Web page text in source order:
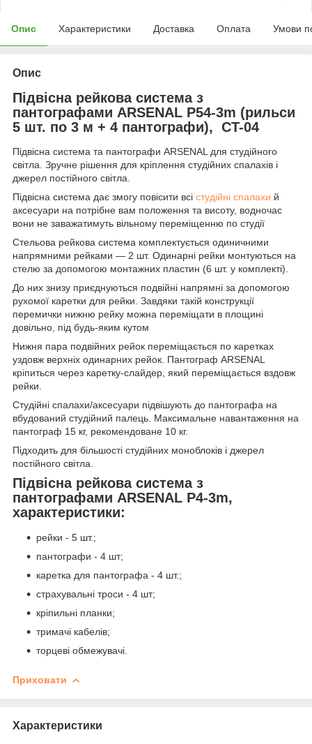
Опис Характеристики Доставка Оплата Умови
Опис
Підвісна рейкова система з
пантографами ARSENAL P54-3m (рильси
5 шт. по 3 м + 4 пантографи), CT-04
Підвісна система та пантографи ARSENAL для студійного
світла. Зручне рішення для кріплення студійних спалахів і
джерел постійного світла.
Підвісна система дає змогу повісити всі студійні спалахи й
аксесуари на потрібне вам положення та висоту, водночас
вони не заважатимуть вільному переміщенню по студії
Стельова рейкова система комплектується одиничними
напрямними рейками — 2 шт. Одинарні рейки монтуються на
стелю за допомогою монтажних пластин (6 шт. у комплекті).
До них знизу приєднуються подвійні напрямні за допомогою
рухомої каретки для рейки. Завдяки такій конструкції
перемички нижню рейку можна переміщати в площині
довільно, під будь-яким кутом
Нижня пара подвійних рейок переміщається по каретках
уздовж верхніх одинарних рейок. Пантограф ARSENAL
кріпиться через каретку-слайдер, який переміщається вздовж
рейки.
Студійні спалахи/аксесуари підвішують до пантографа на
вбудований студійний палець. Максимальне навантаження на
пантограф 15 кг, рекомендоване 10 кг.
Підходить для більшості студійних моноблоків і джерел
постійного світла.
Підвісна рейкова система з
пантографами ARSENAL P4-3m,
характеристики:
рейки - 5 шт.;
пантографи - 4 шт;
каретка для пантографа - 4 шт.;
страхувальні троси - 4 шт;
кріпильні планки;
тримачі кабелів;
торцеві обмежувачі.
Приховати
Характеристики